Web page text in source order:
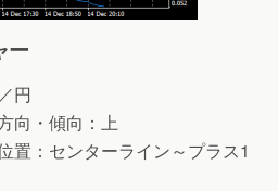
ー
円
向・傾向：上
置：センターライン～プラス1